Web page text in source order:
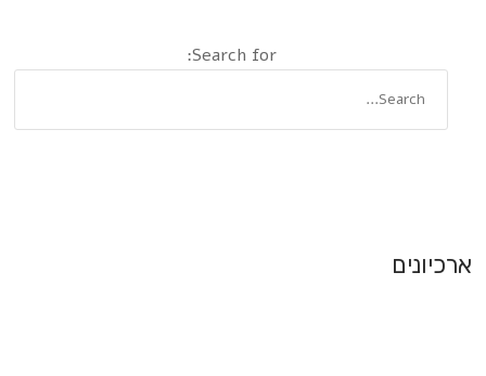
Search for:
ארכיונים